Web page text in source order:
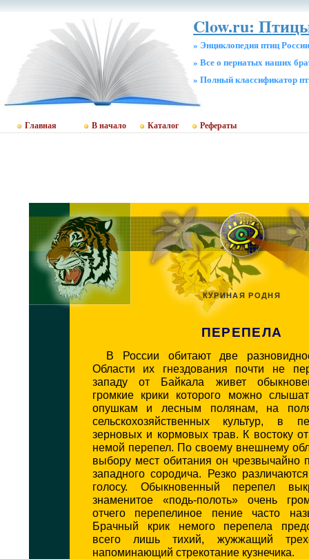
Clow.ru:
» Энциклопедия птиц России
» Все о пернатых наших
» Полный классификатор
Главная В начало Каталог Рефераты
КУРИНАЯ РОДНЯ
ПЕРЕПЕЛА
В России обитают две
Области их гнездования почти не
западу от Байкала живет
громкие крики которого можно
опушкам и лесным полянам, на
сельскохозяйственных культур, в
зерновых и кормовых трав. К востоку
немой перепел. По своему внешнему
выбору мест обитания он чрезвычайно
западного сородича. Резко
голосу. Обыкновенный перепел
знаменитое «подь-полоть» очень
отчего перепелиное пение часто
Брачный крик немого перепела
всего лишь тихий, жужжащий
напоминающий стрекотание кузнечика.